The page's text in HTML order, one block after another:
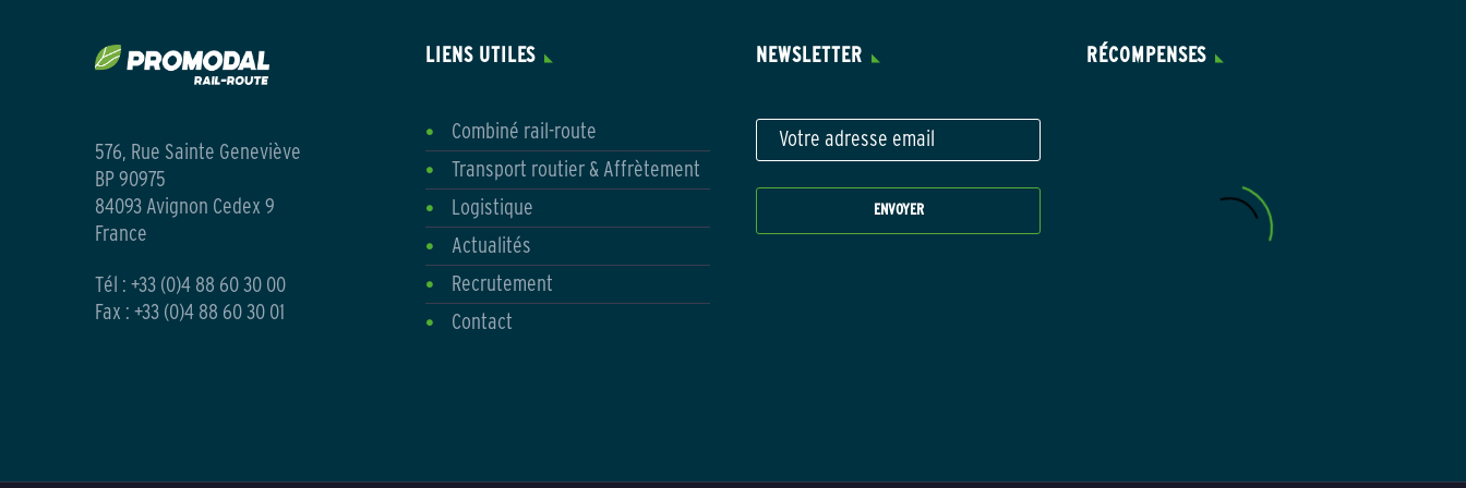
576, Rue Sainte Geneviève
BP 90975
84093 Avignon Cedex 9
France
Tél : +33 (0)4 88 60 30 00
Fax : +33 (0)4 88 60 30 01
LIENS UTILES
Combiné rail-route
Transport routier & Affrètement
Logistique
Actualités
Recrutement
Contact
NEWSLETTER RÉCOMPENSES